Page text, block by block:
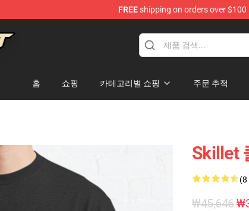
FREEshipping on orders over $100
홈 쇼핑 카테고리별 쇼핑 주문 추적
Skillet
(8
₩45,646